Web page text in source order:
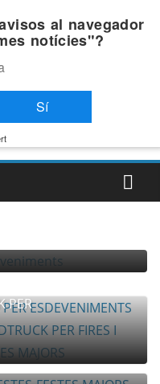
2026
PER
CATALÀ
al navegador
notícies"?
Sí